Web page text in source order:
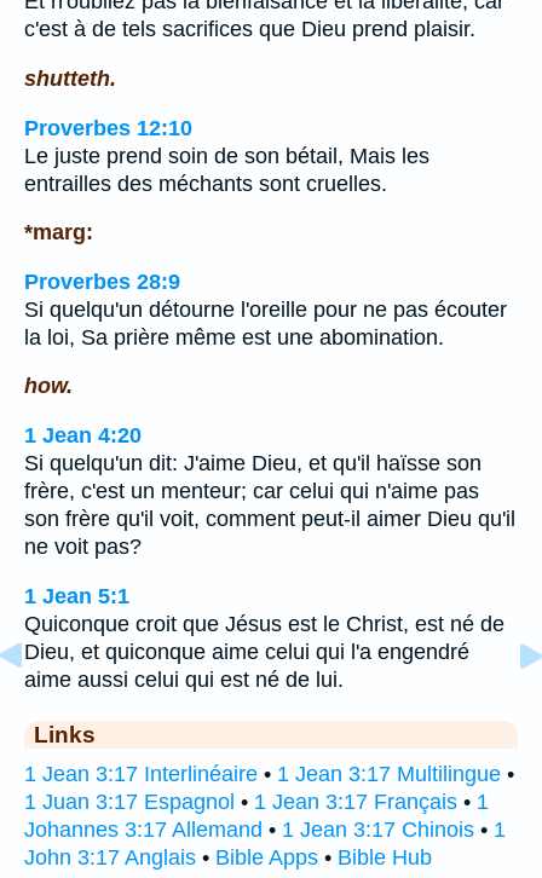
c'est à de tels sacrifices que Dieu prend plaisir.
shutteth.
Proverbes 12:10
Le juste prend soin de son bétail, Mais les
entrailles des méchants sont cruelles.
*marg:
Proverbes 28:9
Si quelqu'un détourne l'oreille pour ne pas écouter
la loi, Sa prière même est une abomination.
how.
1 Jean 4:20
Si quelqu'un dit: J'aime Dieu, et qu'il haïsse son
frère, c'est un menteur; car celui qui n'aime pas
son frère qu'il voit, comment peut-il aimer Dieu qu'il
ne voit pas?
1 Jean 5:1
Quiconque croit que Jésus est le Christ, est né de
Dieu, et quiconque aime celui qui l'a engendré
aime aussi celui qui est né de lui.
Links
1 Jean 3:17 Interlinéaire • 1 Jean 3:17 Multilingue •
1 Juan 3:17 Espagnol • 1 Jean 3:17 Français • 1
Johannes 3:17 Allemand • 1 Jean 3:17 Chinois • 1
John 3:17 Anglais • Bible Apps • Bible Hub